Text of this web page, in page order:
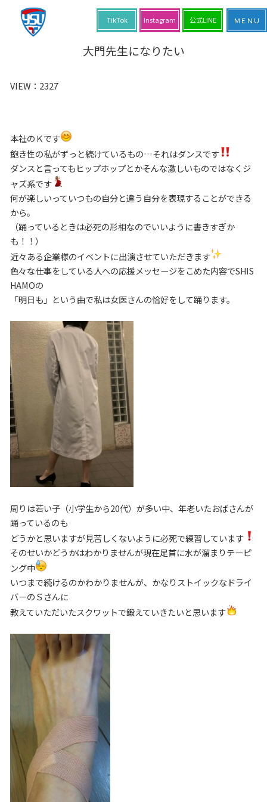
大門先生になりたい
VIEW： 2327
本社のＫです
飽き性の私がずっと続けているもの…それはダンスです
ダンスと言ってもヒップホップとかそんな激しいものではなくジ
ャズ系です
何が楽しいっていつもの自分と違う自分を表現することができる
から。
（踊っているときは必死の形相なのでいいように書きすぎか
も！！）
近々ある企業様のイベントに出演させていただきます
色々な仕事をしている人への応援メッセージをこめた内容でSHIS
HAMOの
「明日も」という曲で私は女医さんの恰好をして踊ります。
周りは若い子（小学生から20代）が多い中、年老いたおばさんが
踊っているのも
どうかと思いますが見苦しくないように必死で練習しています
そのせいかどうかはわかりませんが現在足首に水が溜まりテーピ
ング中
いつまで続けるのかわかりませんが、かなりストイックなドライ
バーのＳさんに
教えていただいたスクワットで鍛えていきたいと思います
公式LINE
Instagram
TikTok